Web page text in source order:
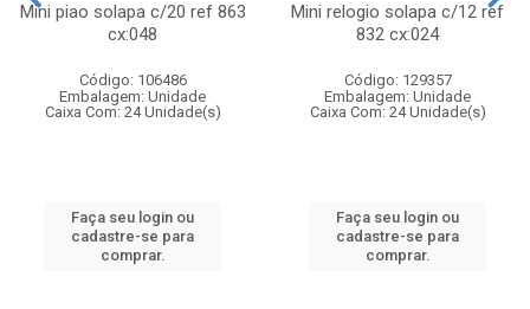
Mini piao solapa c/20 ref 863
cx:048
Código: 106486
Embalagem: Unidade
Caixa Com: 24 Unidade(s)
Faça seu login ou
cadastre-se para
comprar.
Mini relogio solapa c/12 ref
832 cx:024
Código: 129357
Embalagem: Unidade
Caixa Com: 24 Unidade(s)
Faça seu login ou
cadastre-se para
comprar.